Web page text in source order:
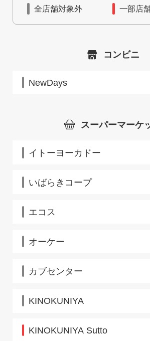
全店舗対象外 一部店
コンビニ
NewDays
スーパーマーケ
イトーヨーカドー
いばらきコープ
エコス
オーケー
カブセンター
KINOKUNIYA
KINOKUNIYA Sutto